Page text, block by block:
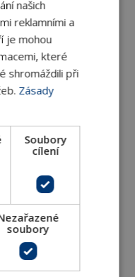
a 3-cestné
IP 65
s kroutícím
a 3-cestné
našich
reklamními a
je mohou
které
shromáždili při
Zásady
Soubory
cílení
soubory